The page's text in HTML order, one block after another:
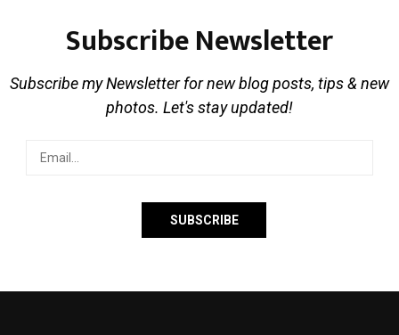
Subscribe Newsletter
Subscribe my Newsletter for new blog posts, tips & new
photos. Let's stay updated!